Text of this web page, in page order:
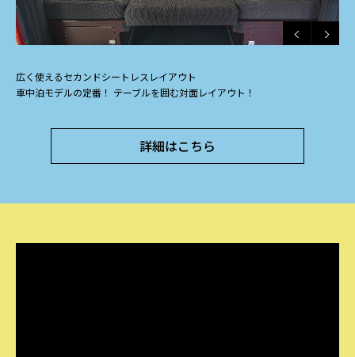
広く使えるセカンドシートレスレイアウト
車中泊モデルの定番！ テーブルを囲む対面レイアウト！
詳細はこちら